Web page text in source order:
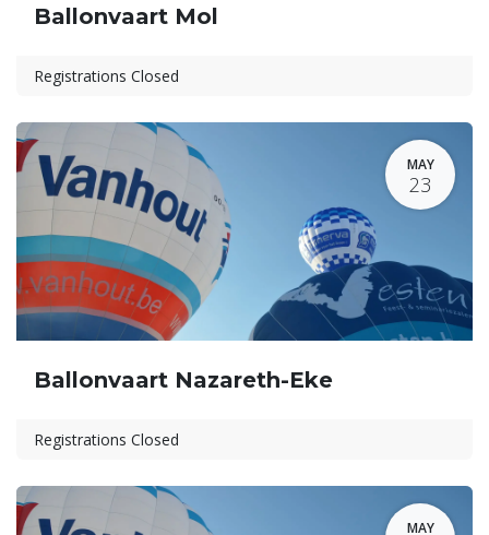
Ballonvaart Mol
Registrations Closed
MAY
23
Ballonvaart Nazareth-Eke
Registrations Closed
MAY